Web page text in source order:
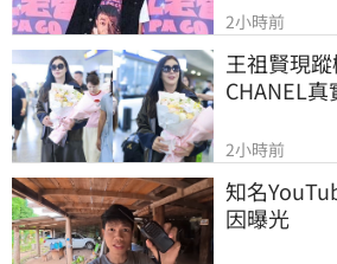
2小時前
王祖賢現
CHANEL
2小時前
知名
因曝光